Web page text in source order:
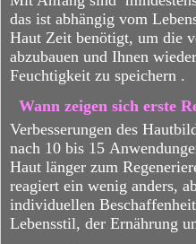
das ist abhängig vom
Haut Zeit benötigt, um die
abzubauen und Ihnen
Feuchtigkeit zu speichern .
Wann zeigen sich erste
Verbesserungen des
nach 10 bis 15
Haut länger zum
reagiert ein wenig anders,
individuellen
Lebensstil, der Ernährung